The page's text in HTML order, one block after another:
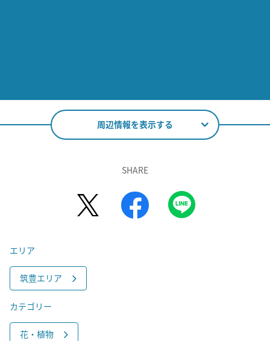
周辺情報を表示する
SHARE
エリア
筑豊エリア
カテゴリー
花・植物